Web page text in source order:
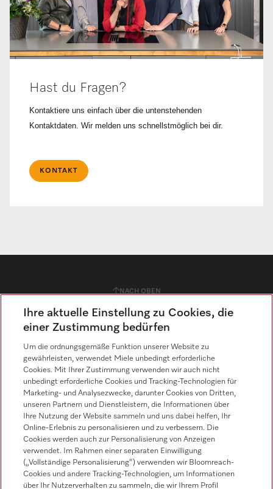
Hast du Fragen?
Kontaktiere uns einfach über die untenstehenden
Kontaktdaten. Wir melden uns schnellstmöglich bei dir.
KONTAKT
NACH OBEN
Über uns
Miele als Arbeitgeber
Berufsfelder
Rund ums Bewerben
Kontakt
Ihre aktuelle Einstellung zu Cookies, die
einer Zustimmung bedürfen
Um die ordnungsgemäße Funktion unserer Website zu
gewährleisten, verwendet Miele unbedingt erforderliche
Cookies. Mit Ihrer Zustimmung verwenden wir auch nicht
unbedingt erforderliche Cookies und Tracking-Technologien für
Marketing- und Analysezwecke, darunter Cookies von Dritten,
unseren Partnern und Dienstleistern, die Informationen über
Ihre Nutzung der Website sammeln und uns dabei helfen, Ihr
Online-Erlebnis zu personalisieren und zu verbessern. Die
Cookies werden auch zur Personalisierung von Anzeigen
verwendet. Im Rahmen einer separaten Einwilligung
(„Vollständige Personalisierung“) verwenden wir Bloomreach-
Cookies und andere Tracking-Technologien, um Informationen
über Ihr Nutzerverhalten zu sammeln, die wir Ihrem Profil